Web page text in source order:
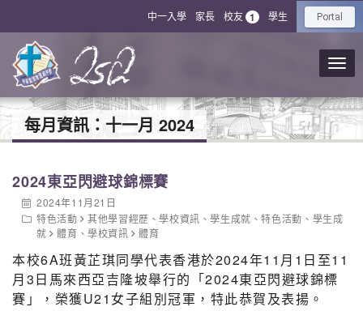
中一入學 家長 校友 1 學生 Portal
每月資訊： 十一月 2024
2024東亞閃避球錦標賽
2024年11月21日
特色活動
其他學習經歷 、學校資訊 、學生成就 、特色活動 、 學生成
就
體育 、學校資訊 體育
本校6A班黃芷琪同學代表香港於2024年11月1日至11
月3日馬來西亞吉隆坡舉行的「2024東亞閃避球錦標
賽」，榮獲U21女子組別冠軍，特此恭賀及表揚。